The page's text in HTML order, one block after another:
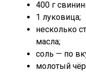
400 г
1 луковица;
несколько
масла;
соль — по
молотый